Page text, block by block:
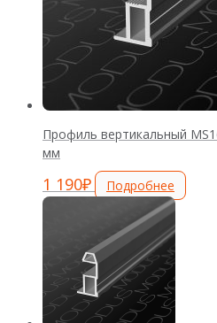
Профиль вертикальный
мм
1 190₽ Подробнее